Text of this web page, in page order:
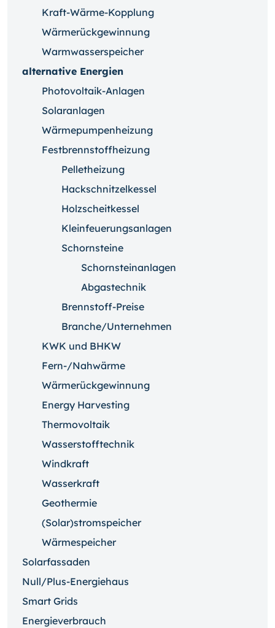
Kraft-Wärme-Kopplung
Wärmerückgewinnung
Warmwasserspeicher
alternative Energien
Photovoltaik-Anlagen
Solaranlagen
Wärmepumpenheizung
Festbrennstoffheizung
Pelletheizung
Hackschnitzelkessel
Holzscheitkessel
Kleinfeuerungsanlagen
Schornsteine
Schornsteinanlagen
Abgastechnik
Brennstoff-Preise
Branche/Unternehmen
KWK und BHKW
Fern-/Nahwärme
Wärmerückgewinnung
Energy Harvesting
Thermovoltaik
Wasserstofftechnik
Windkraft
Wasserkraft
Geothermie
(Solar)stromspeicher
Wärmespeicher
Solarfassaden
Null/Plus-Energiehaus
Smart Grids
Energieverbrauch